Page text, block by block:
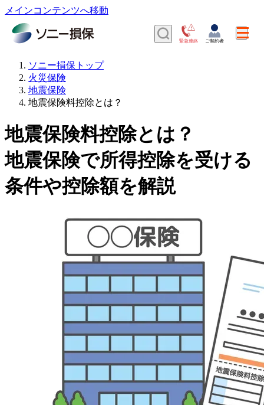
メインコンテンツへ移動
ソニー損保トップ
火災保険
地震保険
地震保険料控除とは？
地震保険料控除とは？
地震保険で所得控除を受ける
条件や控除額を解説